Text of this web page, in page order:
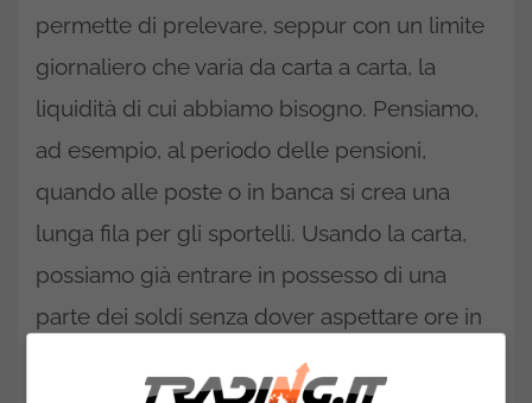
permette di prelevare, seppur con un limite
giornaliero che varia da carta a carta, la
liquidità di cui abbiamo bisogno. Pensiamo,
ad esempio, al periodo delle pensioni,
quando alle poste o in banca si crea una
lunga fila per gli sportelli. Usando la carta,
possiamo già entrare in possesso di una
parte dei soldi senza dover aspettare ore in
coda. Diventa facile comprendere perché